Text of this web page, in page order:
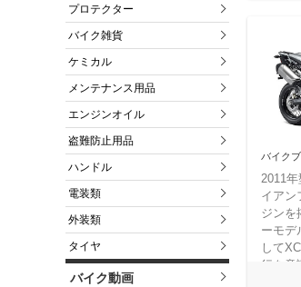
プロテクター
バイク雑貨
ケミカル
メンテナンス用品
エンジンオイル
盗難防止用品
ハンドル
電装類
外装類
タイヤ
バイク動画
バイク
2011
イアン
ジンを
ーモデ
して
行を意